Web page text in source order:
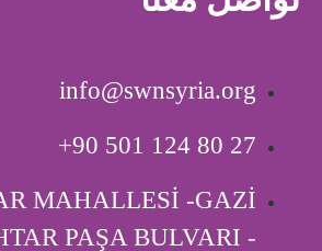
info@swnsyria.org
‎+90 501 124 80 27
MAHALLESİ -GAZİ
PAŞA BULVARI -